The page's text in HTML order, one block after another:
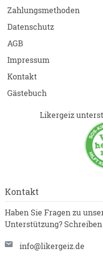
Zahlungsmethoden
Datenschutz
AGB
Impressum
Kontakt
Gästebuch
Likergeiz
Kontakt
Haben Sie Fragen zu
Unterstützung?
info@likergeiz.de